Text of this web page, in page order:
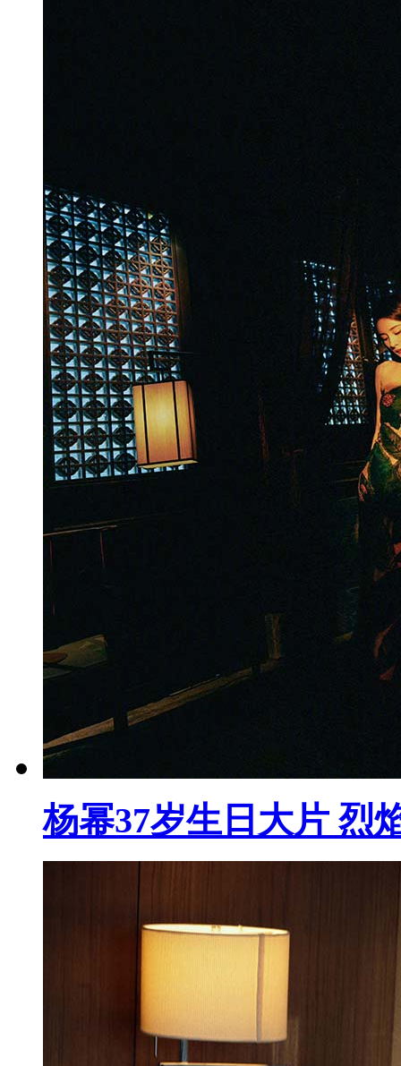
杨幂37岁生日大片 烈